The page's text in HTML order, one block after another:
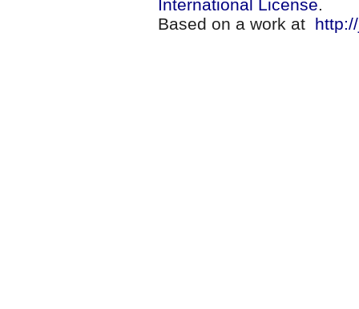
International License.
Based on a work at